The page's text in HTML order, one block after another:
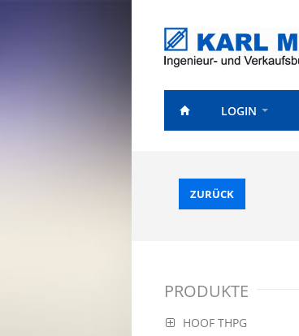
LOGIN
ZURÜCK
PRODUKTE
HOOF THPG